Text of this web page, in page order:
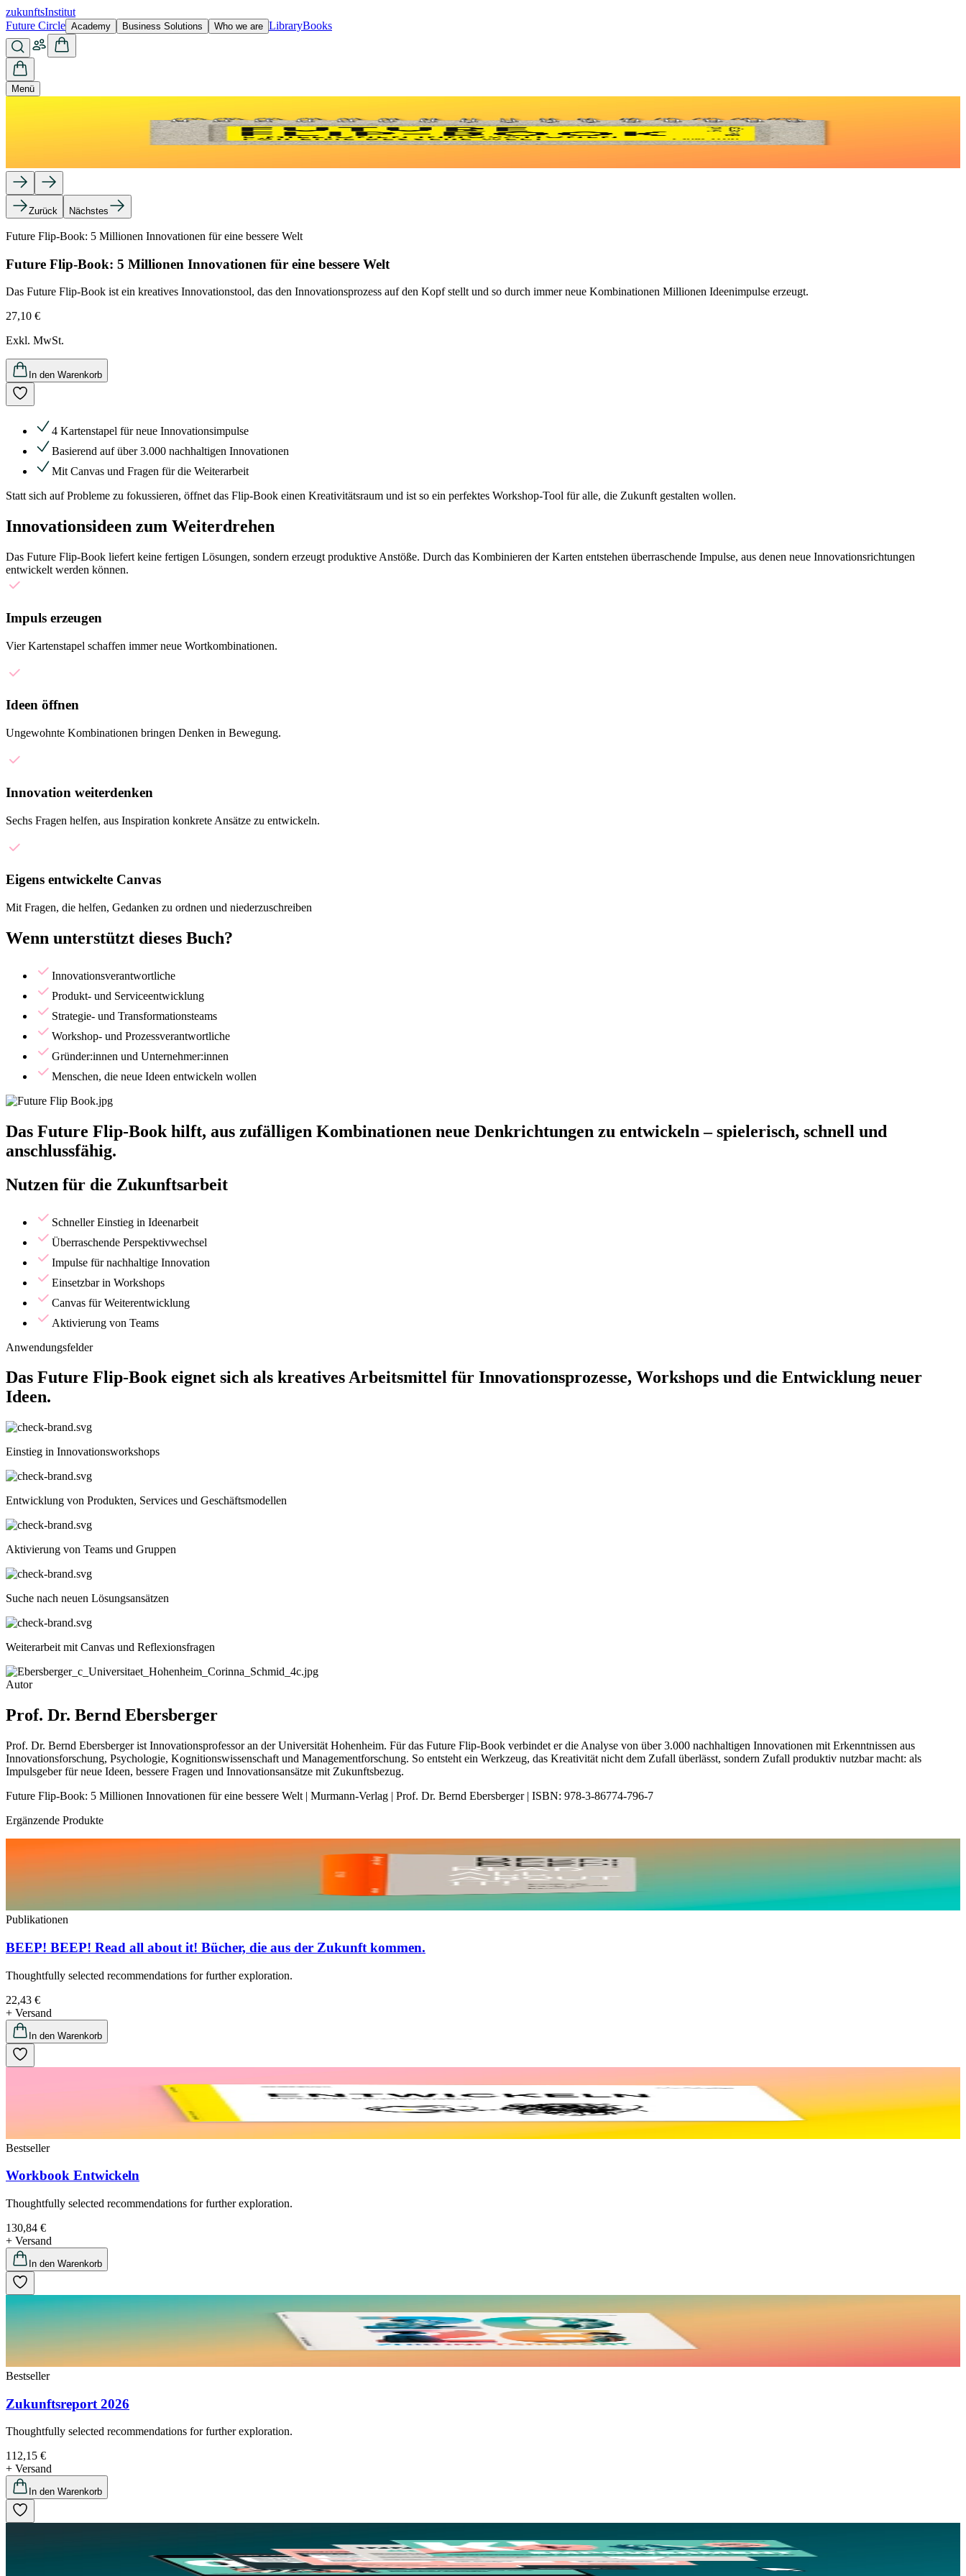
zukunftsInstitut
Future Circle Academy Business Solutions Who we are LibraryBooks
Menü
Zurück Nächstes
Future Flip-Book: 5 Millionen Innovationen für eine bessere Welt
Future Flip-Book: 5 Millionen Innovationen für eine bessere Welt
Das Future Flip-Book ist ein kreatives Innovationstool, das den Innovationsprozess auf den Kopf stellt und so durch immer neue Kombinationen Millionen Ideenimpulse erzeugt.
27,10 €
Exkl. MwSt.
In den Warenkorb
4 Kartenstapel für neue Innovationsimpulse
Basierend auf über 3.000 nachhaltigen Innovationen
Mit Canvas und Fragen für die Weiterarbeit
Statt sich auf Probleme zu fokussieren, öffnet das Flip-Book einen Kreativitätsraum und ist so ein perfektes Workshop-Tool für alle, die Zukunft gestalten wollen.
Innovationsideen zum Weiterdrehen
Das Future Flip-Book liefert keine fertigen Lösungen, sondern erzeugt produktive Anstöße. Durch das Kombinieren der Karten entstehen überraschende Impulse, aus denen neue Innovationsrichtungen
entwickelt werden können.
Impuls erzeugen
Vier Kartenstapel schaffen immer neue Wortkombinationen.
Ideen öffnen
Ungewohnte Kombinationen bringen Denken in Bewegung.
Innovation weiterdenken
Sechs Fragen helfen, aus Inspiration konkrete Ansätze zu entwickeln.
Eigens entwickelte Canvas
Mit Fragen, die helfen, Gedanken zu ordnen und niederzuschreiben
Wenn unterstützt dieses Buch?
Innovationsverantwortliche
Produkt- und Serviceentwicklung
Strategie- und Transformationsteams
Workshop- und Prozessverantwortliche
Gründer:innen und Unternehmer:innen
Menschen, die neue Ideen entwickeln wollen
Das Future Flip-Book hilft, aus zufälligen Kombinationen neue Denkrichtungen zu entwickeln – spielerisch, schnell und
anschlussfähig.
Nutzen für die Zukunftsarbeit
Schneller Einstieg in Ideenarbeit
Überraschende Perspektivwechsel
Impulse für nachhaltige Innovation
Einsetzbar in Workshops
Canvas für Weiterentwicklung
Aktivierung von Teams
Anwendungsfelder
Das Future Flip-Book eignet sich als kreatives Arbeitsmittel für Innovationsprozesse, Workshops und die Entwicklung neuer
Ideen.
Einstieg in Innovationsworkshops
Entwicklung von Produkten, Services und Geschäftsmodellen
Aktivierung von Teams und Gruppen
Suche nach neuen Lösungsansätzen
Weiterarbeit mit Canvas und Reflexionsfragen
Autor
Prof. Dr. Bernd Ebersberger
Prof. Dr. Bernd Ebersberger ist Innovationsprofessor an der Universität Hohenheim. Für das Future Flip-Book verbindet er die Analyse von über 3.000 nachhaltigen Innovationen mit Erkenntnissen aus
Innovationsforschung, Psychologie, Kognitionswissenschaft und Managementforschung. So entsteht ein Werkzeug, das Kreativität nicht dem Zufall überlässt, sondern Zufall produktiv nutzbar macht: als
Impulsgeber für neue Ideen, bessere Fragen und Innovationsansätze mit Zukunftsbezug.
Future Flip-Book: 5 Millionen Innovationen für eine bessere Welt | Murmann-Verlag | Prof. Dr. Bernd Ebersberger | ISBN: 978-3-86774-796-7
Ergänzende Produkte
Publikationen
BEEP! BEEP! Read all about it! Bücher, die aus der Zukunft kommen.
Thoughtfully selected recommendations for further exploration.
22,43 €
+ Versand
In den Warenkorb
Bestseller
Workbook Entwickeln
Thoughtfully selected recommendations for further exploration.
130,84 €
+ Versand
In den Warenkorb
Bestseller
Zukunftsreport 2026
Thoughtfully selected recommendations for further exploration.
112,15 €
+ Versand
In den Warenkorb